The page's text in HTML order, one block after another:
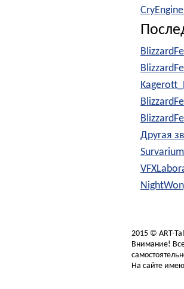
Другая
Survarium
2015 © ART-
Внимание!
На сайте